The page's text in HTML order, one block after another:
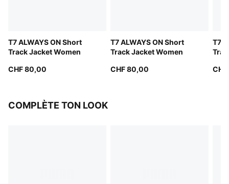
T7 ALWAYS ON Short
Track Jacket Women
CHF 80,00
T7 ALWAYS ON Short
Track Jacket Women
CHF 80,00
T7
COMPLÈTE TON LOOK